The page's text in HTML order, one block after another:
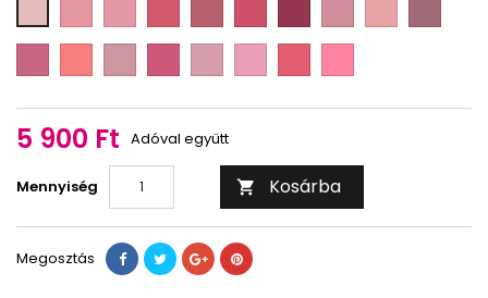
LR-
301
LR-
303
LR-
304
LR-
312
LR-
315
LR-
316
LR-
330
LR-
331
LR-
LR-
LR-
LR-
LR-
LR-
LR-
LR-
LR-
LR-
5 900 Ft Adóval együtt
Mennyiség  Kosárba
Megosztás